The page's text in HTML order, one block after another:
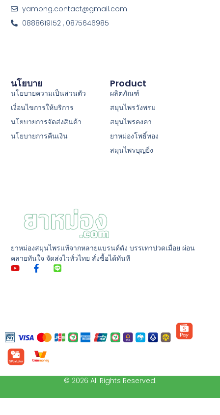
ยาหม่องสมุนไพรแท้จากหลายแบรนด์ดัง บรรเทาปวดเมื่อย ผ่อน
คลายทันใจ จัดส่งไวทั่วไทย สั่งซื้อได้ทันที
Product
ผลิตภัณฑ์
สมุนไพรวังพรม
สมุนไพรคงคา
ยาหม่องโพธิ์ทอง
สมุนไพรบุญยิ่ง
นโยบาย
นโยบายความเป็นส่วนตัว
เงื่อนไขการให้บริการ
นโยบายการจัดส่งสินค้า
นโยบายการคืนเงิน
yamong.contact@gmail.com
0888619152 , 0875646985
© 2026 All Rights Reserved.